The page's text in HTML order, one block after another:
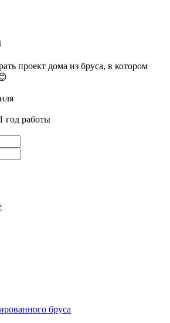
проект дома из бруса, в котором
год работы
бруса